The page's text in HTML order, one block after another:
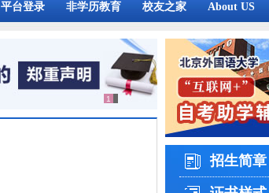
平台登录 非学历教育 校友之家 About US
招生简章